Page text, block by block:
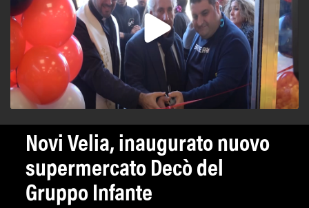
Novi Velia, inaugurato nuovo
supermercato Decò del
Gruppo Infante